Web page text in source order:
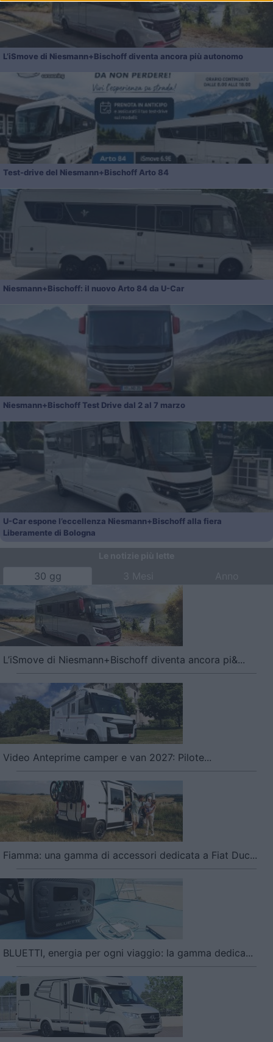
L’iSmove di Niesmann+Bischoff diventa ancora più autonomo
Test-drive del Niesmann+Bischoff Arto 84
Niesmann+Bischoff: il nuovo Arto 84 da U-Car
Niesmann+Bischoff Test Drive dal 2 al 7 marzo
U-Car espone l’eccellenza Niesmann+Bischoff alla fiera
Liberamente di Bologna
30 gg
L’iSmove di Niesmann+Bischoff diventa ancora pi&...
Video Anteprime camper e van 2027: Pilote...
Fiamma: una gamma di accessori dedicata a Fiat Duc...
BLUETTI, energia per ogni viaggio: la gamma dedica...